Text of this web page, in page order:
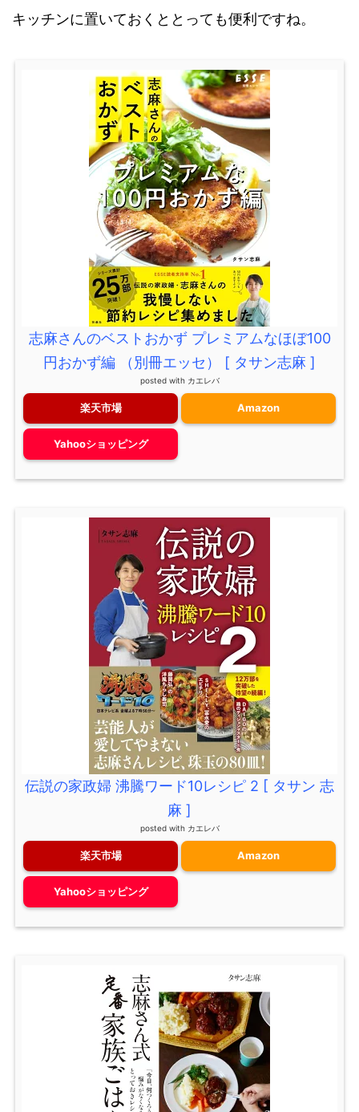
キッチンに置いておくととっても便利ですね。
志麻さんのベストおかず プレミアムなほぼ100
円おかず編 （別冊エッセ） [ タサン志麻 ]
posted with カエレバ
楽天市場 Amazon
Yahooショッピング
伝説の家政婦 沸騰ワード10レシピ 2 [ タサン 志
麻 ]
posted with カエレバ
楽天市場 Amazon
Yahooショッピング